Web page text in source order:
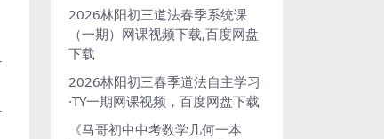
2026林阳初三道法春季系统课
（一期）网课视频下载,百度网盘
下载
2026林阳初三春季道法自主学习
·TY一期网课视频，百度网盘下载
《马哥初中中考数学几何一本